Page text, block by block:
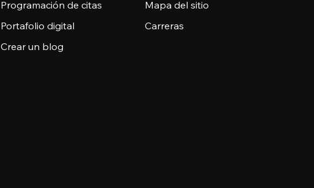
Programación de citas
Portafolio digital
Crear un blog
Mapa del sitio
Carreras